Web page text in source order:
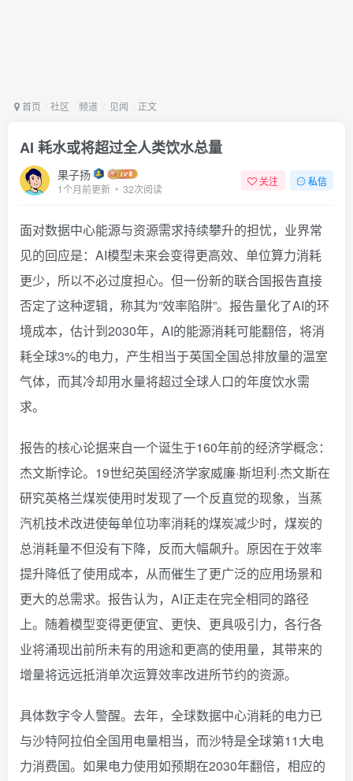
首页 社区 频道 见闻 正文
AI 耗水或将超过全人类饮水总量
果子扬
1个月前更新 32次阅读
关注 私信
面对数据中心能源与资源需求持续攀升的担忧，业界常
见的回应是：AI模型未来会变得更高效、单位算力消耗
更少，所以不必过度担心。但一份新的联合国报告直接
否定了这种逻辑，称其为”效率陷阱”。报告量化了AI的环
境成本，估计到2030年，AI的能源消耗可能翻倍，将消
耗全球3%的电力，产生相当于英国全国总排放量的温室
气体，而其冷却用水量将超过全球人口的年度饮水需
求。
报告的核心论据来自一个诞生于160年前的经济学概念：
杰文斯悖论。19世纪英国经济学家威廉·斯坦利·杰文斯在
研究英格兰煤炭使用时发现了一个反直觉的现象，当蒸
汽机技术改进使每单位功率消耗的煤炭减少时，煤炭的
总消耗量不但没有下降，反而大幅飙升。原因在于效率
提升降低了使用成本，从而催生了更广泛的应用场景和
更大的总需求。报告认为，AI正走在完全相同的路径
上。随着模型变得更便宜、更快、更具吸引力，各行各
业将涌现出前所未有的用途和更高的使用量，其带来的
增量将远远抵消单次运算效率改进所节约的资源。
具体数字令人警醒。去年，全球数据中心消耗的电力已
与沙特阿拉伯全国用电量相当，而沙特是全球第11大电
力消费国。如果电力使用如预期在2030年翻倍，相应的